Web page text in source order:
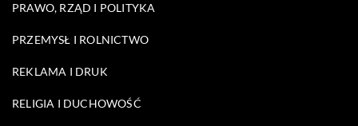
PRAWO, RZĄD I POLITYKA
PRZEMYSŁ I ROLNICTWO
REKLAMA I DRUK
RELIGIA I DUCHOWOŚĆ